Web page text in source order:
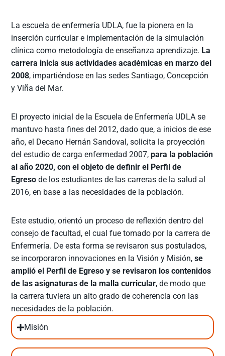
La escuela de enfermería UDLA, fue la pionera en la
inserción curricular e implementación de la simulación
clínica como metodología de enseñanza aprendizaje. La
carrera inicia sus actividades académicas en marzo del
2008, impartiéndose en las sedes Santiago, Concepción
y Viña del Mar.
El proyecto inicial de la Escuela de Enfermería UDLA se
mantuvo hasta fines del 2012, dado que, a inicios de ese
año, el Decano Hernán Sandoval, solicita la proyección
del estudio de carga enfermedad 2007,para la población
al año 2020, con el objeto de definir el Perfil de
Egreso de los estudiantes de las carreras de la salud al
2016, en base a las necesidades de la población.
Este estudio, orientó un proceso de reflexión dentro del
consejo de facultad, el cual fue tomado por la carrera de
Enfermería. De esta forma se revisaron sus postulados,
se incorporaron innovaciones en la Visión y Misión,se
amplió el Perfil de Egreso y se revisaron los contenidos
de las asignaturas de la malla curricular, de modo que
la carrera tuviera un alto grado de coherencia con las
necesidades de la población.
Misión